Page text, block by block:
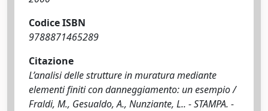
Codice ISBN
9788871465289
Citazione
L’analisi delle strutture in muratura mediante
elementi finiti con danneggiamento: un esempio /
Fraldi, M., Gesualdo, A., Nunziante, L.. - STAMPA. -